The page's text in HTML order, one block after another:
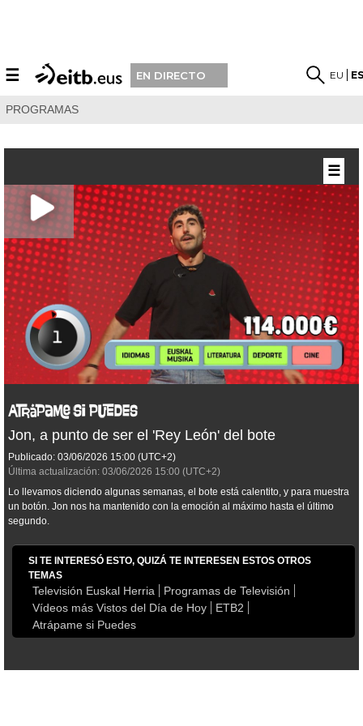
☰ EN DIRECTO EU
PROGRAMAS
Jon, a punto de ser el 'Rey León' del bote
Publicado: 03/06/2026 15:00 (UTC+2)
Última actualización: 03/06/2026 15:00 (UTC+2)
Lo llevamos diciendo algunas semanas, el bote está calentito, y para muestra
un botón. Jon nos ha mantenido con la emoción al máximo hasta el último
segundo.
SI TE INTERESÓ ESTO, QUIZÁ TE INTERESEN ESTOS OTROS
TEMAS
Televisión Euskal Herria
Programas de Televisión
Vídeos más Vistos del Día de Hoy
ETB2
Atrápame si Puedes
☰